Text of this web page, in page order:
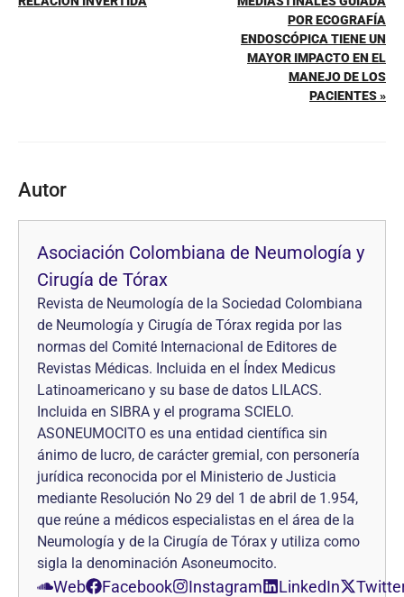
POR ECOGRAFÍA
ENDOSCÓPICA TIENE UN
MAYOR IMPACTO EN EL
MANEJO DE LOS
PACIENTES »
Autor
Asociación Colombiana de Neumología y
Cirugía de Tórax
Revista de Neumología de la Sociedad Colombiana
de Neumología y Cirugía de Tórax regida por las
normas del Comité Internacional de Editores de
Revistas Médicas. Incluida en el Índex Medicus
Latinoamericano y su base de datos LILACS.
Incluida en SIBRA y el programa SCIELO.
ASONEUMOCITO es una entidad científica sin
ánimo de lucro, de carácter gremial, con personería
jurídica reconocida por el Ministerio de Justicia
mediante Resolución No 29 del 1 de abril de 1.954,
que reúne a médicos especialistas en el área de la
Neumología y de la Cirugía de Tórax y utiliza como
sigla la denominación Asoneumocito.
Web Facebook Instagram LinkedIn